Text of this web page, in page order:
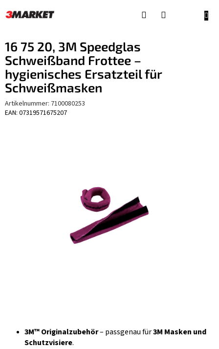
Inhalt
16 75 20, 3M Speedglas
Schweißband Frottee –
hygienisches Ersatzteil für
Schweißmasken
Artikelnummer: 7100080253
EAN: 07319571675207
3M™ Originalzubehör– passgenau für3M Masken und
Schutzvisiere.